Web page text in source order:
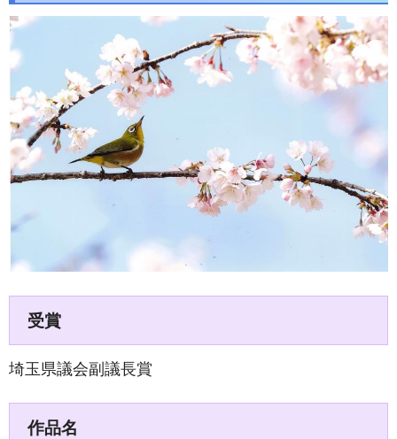
受賞
埼玉県議会副議長賞
作品名